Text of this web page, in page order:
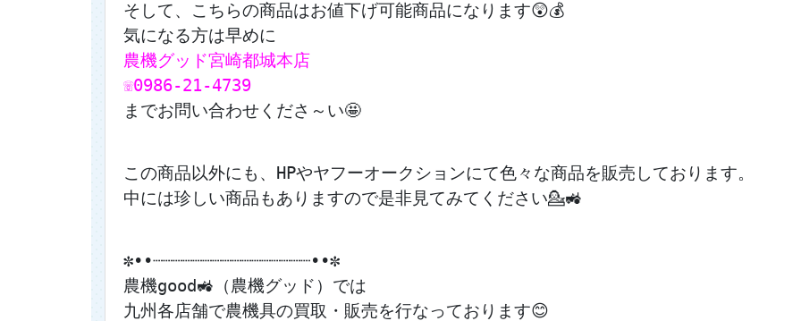
そして、こちらの商品はお値下げ可能商品になります😲💰
気になる方は早めに
農機グッド宮崎都城本店
☏0986-21-4739
までお問い合わせくださ～い🤩
この商品以外にも、HPやヤフーオークションにて色々な商品を販売しております。
中には珍しい商品もありますので是非見てみてください💁🚜
✼••┈┈┈┈┈┈┈┈┈┈┈┈┈┈┈┈••✼
農機good🚜（農機グッド）では
九州各店舗で農機具の買取・販売を行なっております😊